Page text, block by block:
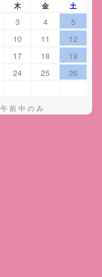
木 金 土
3 4
5
10 11
12
17 18
19
24 25
26
午前中のみ